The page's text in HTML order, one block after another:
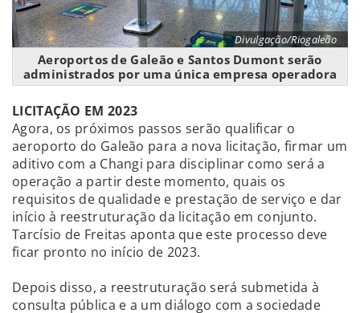
Divulgação/Riogaleão
Aeroportos de Galeão e Santos Dumont serão
administrados por uma única empresa operadora
LICITAÇÃO EM 2023
Agora, os próximos passos serão qualificar o
aeroporto do Galeão para a nova licitação, firmar um
aditivo com a Changi para disciplinar como será a
operação a partir deste momento, quais os
requisitos de qualidade e prestação de serviço e dar
início à reestruturação da licitação em conjunto.
Tarcísio de Freitas aponta que este processo deve
ficar pronto no início de 2023.
Depois disso, a reestruturação será submetida à
consulta pública e a um diálogo com a sociedade